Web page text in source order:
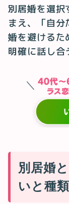
別居婚を選択
まえ、「自
婚を避けるた
明確に話し合
別居婚
いと種類